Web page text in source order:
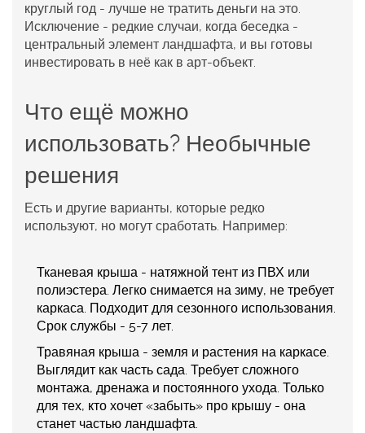
круглый год - лучше не тратить деньги на это.
Исключение - редкие случаи, когда беседка -
центральный элемент ландшафта, и вы готовы
инвестировать в неё как в арт-объект.
Что ещё можно
использовать? Необычные
решения
Есть и другие варианты, которые редко
используют, но могут сработать. Например:
Тканевая крыша - натяжной тент из ПВХ или
полиэстера. Легко снимается на зиму, не требует
каркаса. Подходит для сезонного использования.
Срок службы - 5-7 лет.
Травяная крыша - земля и растения на каркасе.
Выглядит как часть сада. Требует сложного
монтажа, дренажа и постоянного ухода. Только
для тех, кто хочет «забыть» про крышу - она
станет частью ландшафта.